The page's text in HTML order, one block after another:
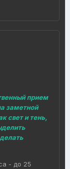
прием
заметной
свет и тень,
- до 25